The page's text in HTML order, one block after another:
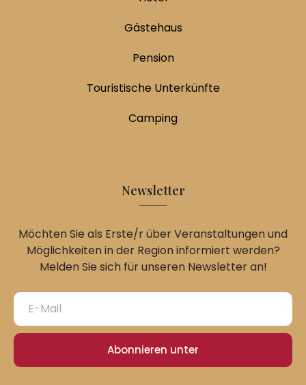
Gästehaus
Pension
Touristische Unterkünfte
Camping
Newsletter
Möchten Sie als Erste/r über Veranstaltungen und
Möglichkeiten in der Region informiert werden?
Melden Sie sich für unseren Newsletter an!
Abonnieren unter